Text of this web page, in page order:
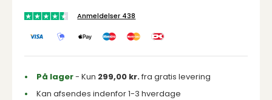
Anmeldelser 438
På lager- Kun 299,00 kr.fra gratis levering
Kan afsendes indenfor 1-3 hverdage